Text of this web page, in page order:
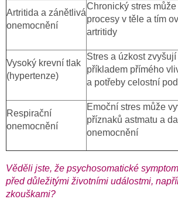
Artritida a zánětlivá
onemocnění
Chronický stres
procesy v těle a tím
artritidy
Vysoký krevní tlak
(hypertenze)
Stres a úzkost
příkladem přímého
a potřeby celostní
Respirační
onemocnění
Emoční stres může
příznaků astmatu a
onemocnění
Věděli jste, že psychosomatické
před důležitými životními událostmi,
zkouškami?